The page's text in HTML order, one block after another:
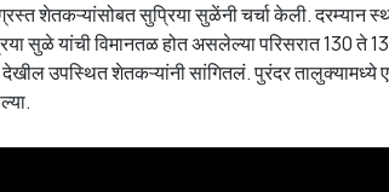
शेतकऱ्यांसोबत सुप्रिया सुळेंनी चर्चा केली. दरम्यान
सुळे यांची विमानतळ होत असलेल्या परिसरात 130 ते
उपस्थित शेतकऱ्यांनी सांगितलं. पुरंदर तालुक्यामध्ये